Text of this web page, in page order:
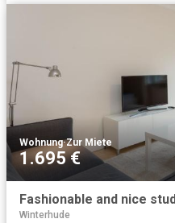
Wohnung·Zur Miete
1.695 €
Fashionable and nice
Winterhude